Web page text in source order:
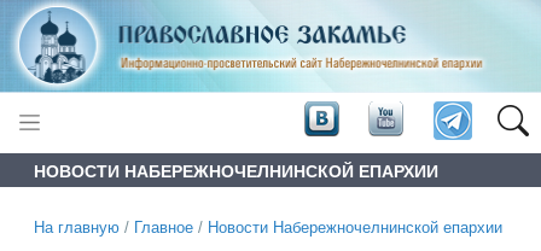
НОВОСТИ НАБЕРЕЖНОЧЕЛНИНСКОЙ ЕПАРХИИ
На главную / Главное / Новости Набережночелнинской епархии